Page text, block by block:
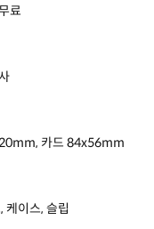
료
카드 84x56mm
케이스, 슬립